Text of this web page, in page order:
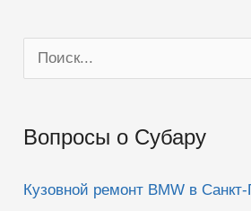
о
с
Вопросы о Субару
Кузовной ремонт BMW в Санкт-